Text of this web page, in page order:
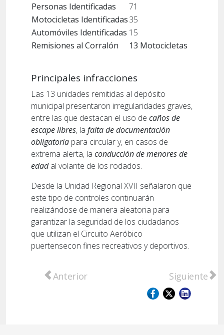
Personas Identificadas
71
Motocicletas Identificadas35
Automóviles Identificadas 15
Remisiones al Corralón
13 Motocicletas
Principales infracciones
Las 13 unidades remitidas al depósito
municipal presentaron irregularidades graves,
entre las que destacan el uso de caños de
escape libres, la falta de documentación
obligatoria para circular y, en casos de
extrema alerta, la conducción de menores de
edadal volante de los rodados.
Desde la Unidad Regional XVII señalaron que
este tipo de controles continuarán
realizándose de manera aleatoria para
garantizar la seguridad de los ciudadanos
que utilizan el Circuito Aeróbico
puertensecon fines recreativos y deportivos.
Artículo anterior: Un automóvil fue
Anterior Artículo
Siguiente